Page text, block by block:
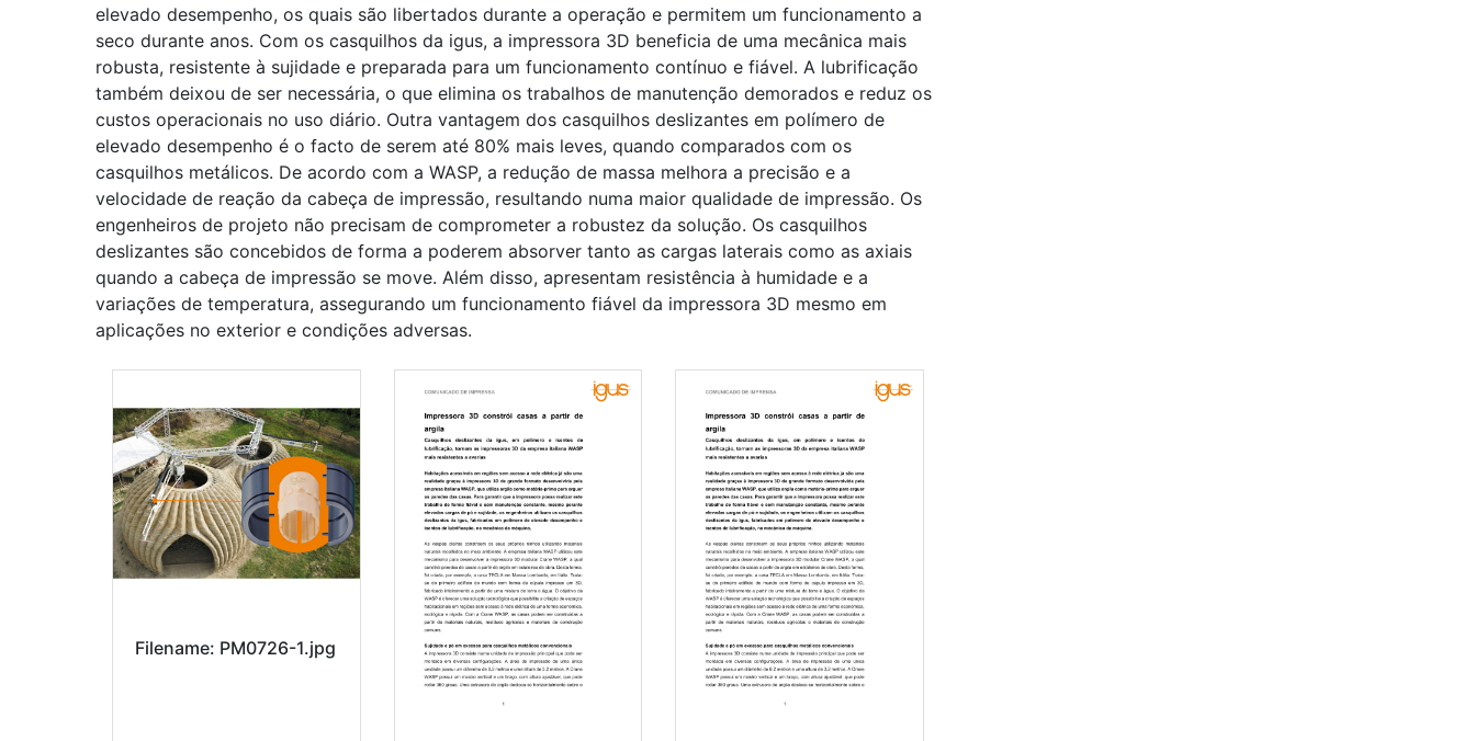
elevado desempenho, os quais são libertados durante a operação e permitem um funcionamento a
seco durante anos. Com os casquilhos da igus, a impressora 3D beneficia de uma mecânica mais
robusta, resistente à sujidade e preparada para um funcionamento contínuo e fiável. A lubrificação
também deixou de ser necessária, o que elimina os trabalhos de manutenção demorados e reduz os
custos operacionais no uso diário. Outra vantagem dos casquilhos deslizantes em polímero de
elevado desempenho é o facto de serem até 80% mais leves, quando comparados com os
casquilhos metálicos. De acordo com a WASP, a redução de massa melhora a precisão e a
velocidade de reação da cabeça de impressão, resultando numa maior qualidade de impressão. Os
engenheiros de projeto não precisam de comprometer a robustez da solução. Os casquilhos
deslizantes são concebidos de forma a poderem absorver tanto as cargas laterais como as axiais
quando a cabeça de impressão se move. Além disso, apresentam resistência à humidade e a
variações de temperatura, assegurando um funcionamento fiável da impressora 3D mesmo em
aplicações no exterior e condições adversas.
Filename: PM0726-1.jpg